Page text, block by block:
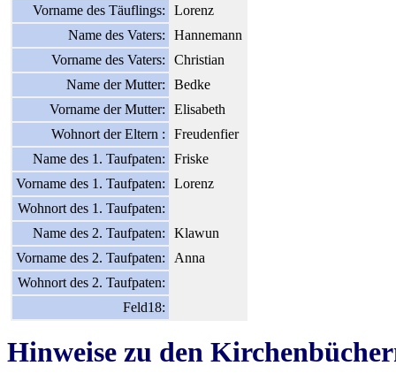
Vorname des Täuflings:
Lorenz
Name des Vaters:
Hannemann
Vorname des Vaters:
Christian
Name der Mutter:
Bedke
Vorname der Mutter:
Elisabeth
Wohnort der Eltern :
Freudenfier
Name des 1. Taufpaten:
Friske
Vorname des 1. Taufpaten:
Lorenz
Wohnort des 1. Taufpaten:
Name des 2. Taufpaten:
Klawun
Vorname des 2. Taufpaten:
Anna
Wohnort des 2. Taufpaten:
Feld18:
Hinweise zu den